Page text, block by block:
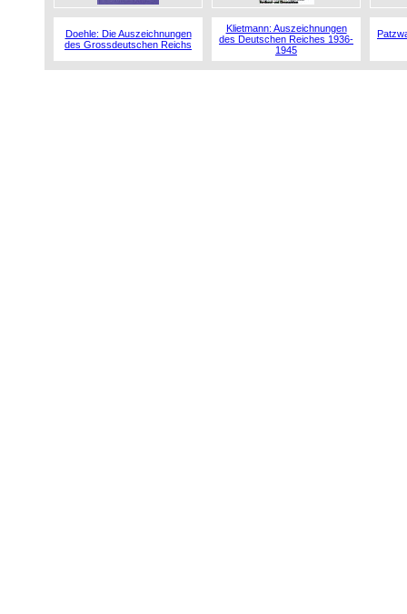
Doehle: Die Auszeichnungen
des Grossdeutschen Reichs
Klietmann: Auszeichnungen
des Deutschen Reiches 1936-
1945